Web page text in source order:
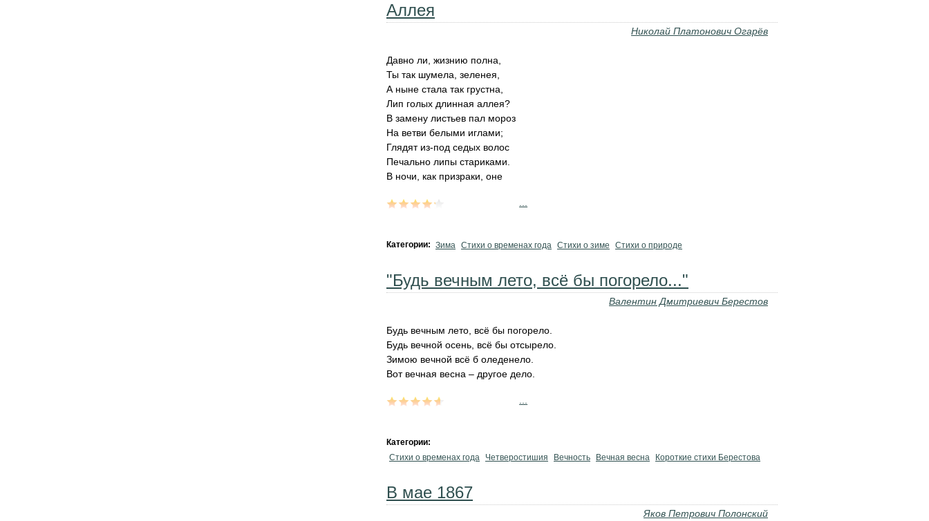
Аллея
Николай Платонович Огарёв
Давно ли, жизнию полна,
Ты так шумела, зеленея,
А ныне стала так грустна,
Лип голых длинная аллея?
В замену листьев пал мороз
На ветви белыми иглами;
Глядят из-под седых волос
Печально липы стариками.
В ночи, как призраки, оне
Категории: Зима Стихи о временах года Стихи о зиме Стихи о природе
"Будь вечным лето, всё бы погорело..."
Валентин Дмитриевич Берестов
Будь вечным лето, всё бы погорело.
Будь вечной осень, всё бы отсырело.
Зимою вечной всё б оледенело.
Вот вечная весна – другое дело.
Категории:
Стихи о временах года
Четверостишия Вечность Вечная весна Короткие стихи Берестова
В мае 1867
Яков Петрович Полонский